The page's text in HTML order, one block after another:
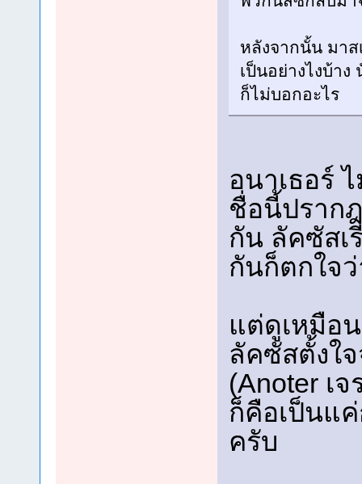
หลังจากนั้น มา
เป็นอย่างไงบ้า
ก็ไม่บอกอะไร
อนาเธอร์
ชื่อนี้ปราก
กัน ลัคซัสเ
กันก็ตกใจ
แต่ดูเหมือ
ลัคซัสตั้งใจ
(Anoter เ
ก็คือเป็นแ
ครับ